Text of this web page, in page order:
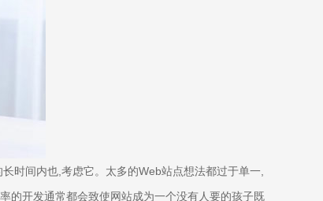
时间内也,考虑它。太多的Web站点想法都过于单一,
的开发通常都会致使网站成为一个没有人要的孩子既